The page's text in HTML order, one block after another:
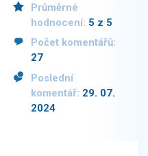
Průměrné
hodnocení: 5 z 5
Počet komentářů:
27
Poslední
komentář: 29. 07.
2024